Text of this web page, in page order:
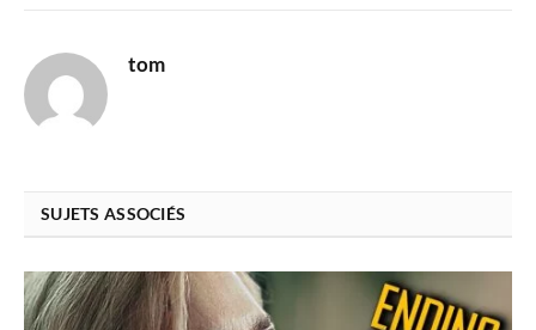
tom
SUJETS ASSOCIÉS